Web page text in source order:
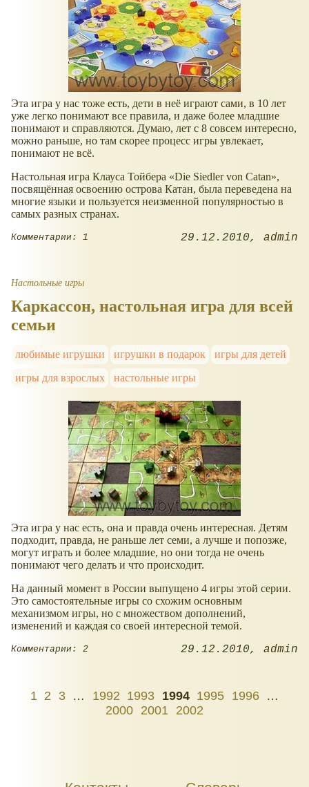
Эта игра у нас тоже есть, дети в неё играют сами, в 10 лет
уже легко понимают все правила, и даже более младшие
понимают и справляются. Думаю, лет с 8 совсем интересно,
можно раньше, но там скорее процесс игры увлекает,
понимают не всё.
Настольная игра Клауса Тойбера «Die Siedler von Catan»,
посвящённая освоению острова Катан, была переведена на
многие языки и пользуется неизменной популярностью в
самых разных странах.
Комментарии: 1 29.12.2010 admin
Настольные игры
Каркассон, настольная игра для всей
семьи
любимые игрушки игрушки в подарок
игры для детей
игры для взрослых
настольные игры
Эта игра у нас есть, она и правда очень интересная. Детям
подходит, правда, не раньше лет семи, а лучше и попозже,
могут играть и более младшие, но они тогда не очень
понимают чего делать и что происходит.
На данный момент в России выпущено 4 игры этой серии.
Это самостоятельные игры со схожим основным
механизмом игры, но с множеством дополнений,
изменений и каждая со своей интересной темой.
Комментарии: 2 29.12.2010 admin
1 2 3 … 1992 1993 1994 1995 1996
…
2000 2001 2002